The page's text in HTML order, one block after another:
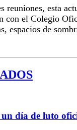
reuniones, esta
con el Colegio
espacios de
día de luto